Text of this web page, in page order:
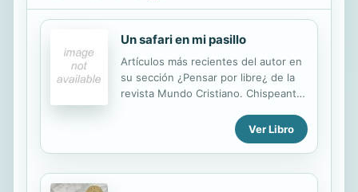
Un safari en mi pasillo
Artículos más recientes del autor en
su sección ¿Pensar por libre¿ de la
revista Mundo Cristiano. Chispeante
Ver Libro